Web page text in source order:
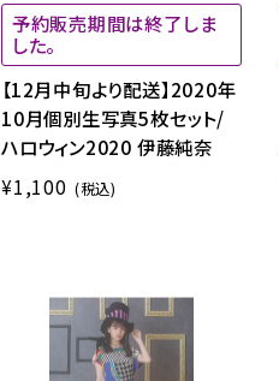
予約販売期間は終了しま
した。
【12月中旬より配送】2020年
10月個別生写真5枚セット/
ハロウィン2020 伊藤純奈
¥1,100 (税込)